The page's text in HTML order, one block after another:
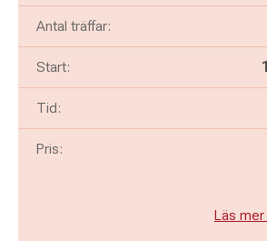
Antal träffar:
Start:
Tid:
Pris:
Läs